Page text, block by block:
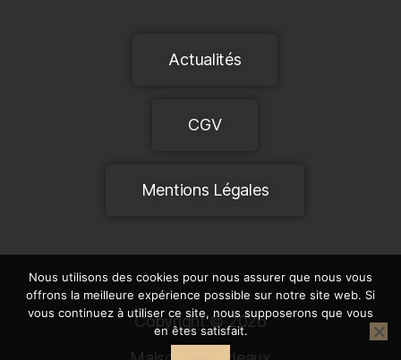
Actualités
CGV
Mentions Légales
Copyright © 2026
Nous utilisons des cookies pour nous assurer que nous vous
offrons la meilleure expérience possible sur notre site web. Si
vous continuez à utiliser ce site, nous supposerons que vous
en êtes satisfait.